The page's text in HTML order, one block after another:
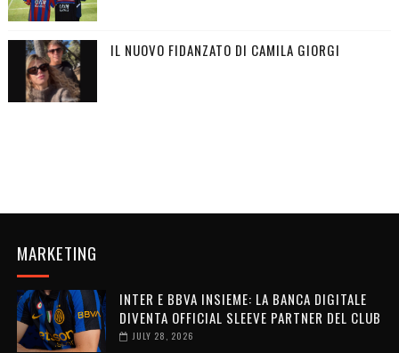
IL NUOVO FIDANZATO DI CAMILA GIORGI
MARKETING
INTER E BBVA INSIEME: LA BANCA DIGITALE
DIVENTA OFFICIAL SLEEVE PARTNER DEL CLUB
JULY 28, 2026